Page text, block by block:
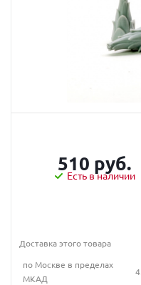
510 руб.
Есть в наличии
Доставка этого товара
по Москве в пределах
МКАД